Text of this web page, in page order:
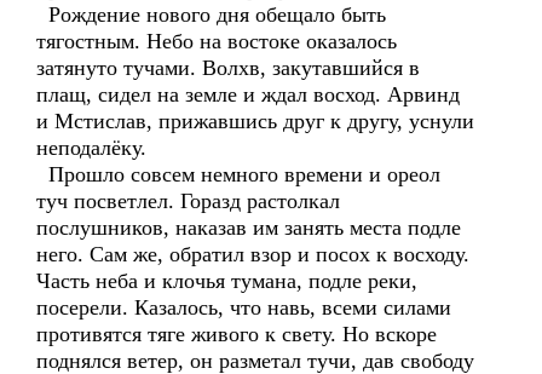
Рождение нового дня обещало быть
тягостным. Небо на востоке оказалось
затянуто тучами. Волхв, закутавшийся в
плащ, сидел на земле и ждал восход. Арвинд
и Мстислав, прижавшись друг к другу, уснули
неподалёку.
Прошло совсем немного времени и ореол
туч посветлел. Горазд растолкал
послушников, наказав им занять места подле
него. Сам же, обратил взор и посох к восходу.
Часть неба и клочья тумана, подле реки,
посерели. Казалось, что навь, всеми силами
противятся тяге живого к свету. Но вскоре
поднялся ветер, он разметал тучи, дав свободу